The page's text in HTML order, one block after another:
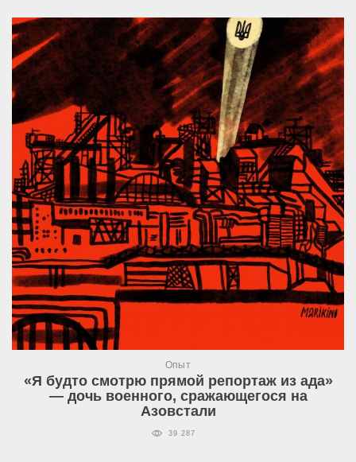
Опыт
«Я будто смотрю прямой репортаж из ада»
— дочь военного, сражающегося на
Азовстали
39 287